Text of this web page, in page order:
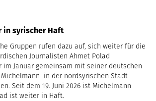
in syrischer Haft
Gruppen rufen dazu auf, sich weiter für die
Journalisten Ahmet Polad
im Januar gemeinsam mit seiner deutschen
Michelmann in der nordsyrischen Stadt
Seit dem 19. Juni 2026 ist Michelmann
ist weiter in Haft.